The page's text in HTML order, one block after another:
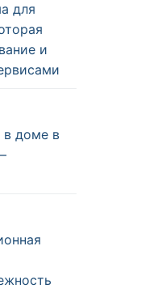
для
и
в доме в